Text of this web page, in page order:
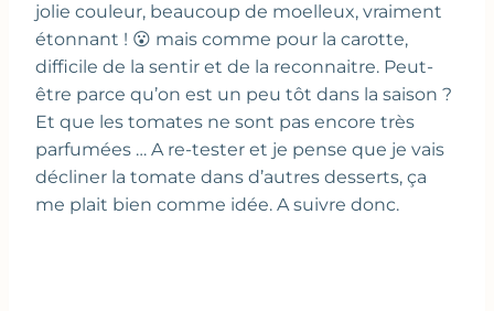
jolie couleur, beaucoup de moelleux, vraiment
étonnant ! 😮 mais comme pour la carotte,
difficile de la sentir et de la reconnaitre. Peut-
être parce qu’on est un peu tôt dans la saison ?
Et que les tomates ne sont pas encore très
parfumées … A re-tester et je pense que je vais
décliner la tomate dans d’autres desserts, ça
me plait bien comme idée. A suivre donc.